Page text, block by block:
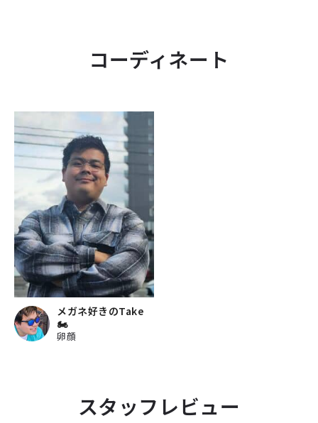
コーディネート
メガネ好きのTake
🏍
卵顔
スタッフレビュー